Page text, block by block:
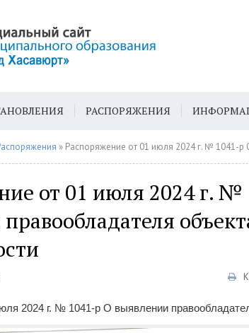
РАСПОРЯЖЕНИЯ
ГЕН. ПЛАН» Распоряжение от 01 июля 2024 г. № 1041-р О
от 01 июля 2024 г.
2024 г. № 1041-р О выявлении